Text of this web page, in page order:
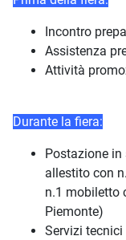
Incontro
Assistenza
Attività
Durante la fiera:
Postazione
allestito con
n.1 mobiletto
Piemonte)
Servizi